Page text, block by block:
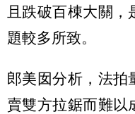
且跌破百棟大關
題較多所致。
郎美囡分析，法拍
賣雙方拉鋸而難以